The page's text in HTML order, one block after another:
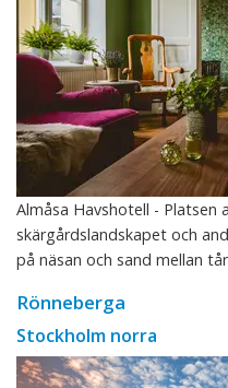
Almåsa Havshotell -
skärgårdslandskapet och
på näsan och sand mellan
Rönneberga
Stockholm norra